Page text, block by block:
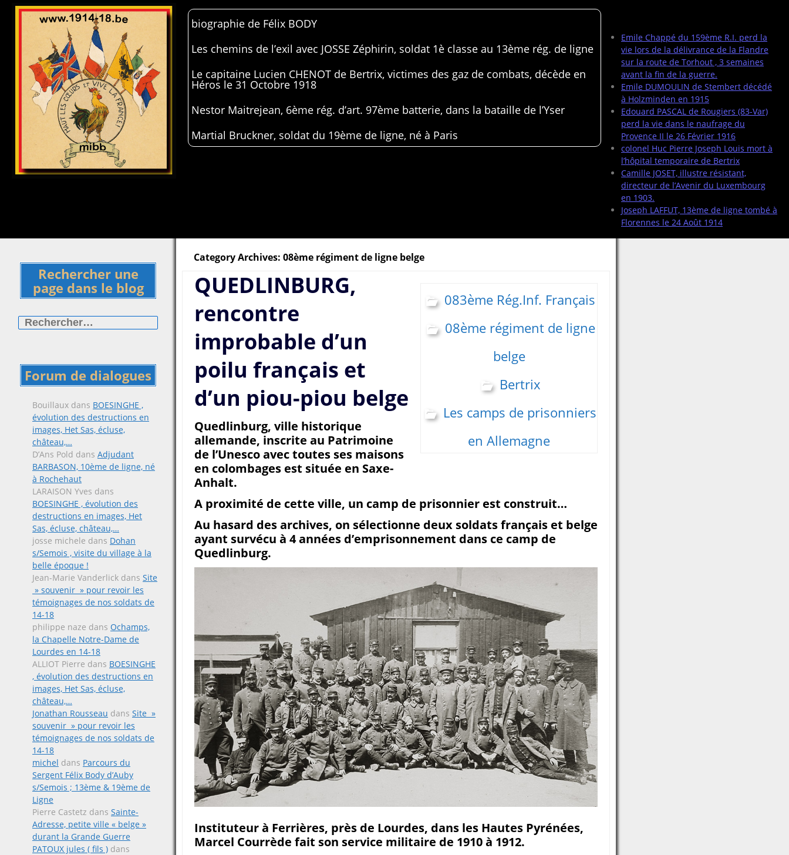
Emile Chappé du 159ème R.I. perd la
vie lors de la délivrance de la Flandre
sur la route de Torhout , 3 semaines
avant la fin de la guerre.
Emile DUMOULIN de Stembert décédé
à Holzminden en 1915
Edouard PASCAL de Rougiers (83-Var)
perd la vie dans le naufrage du
Provence II le 26 Février 1916
colonel Huc Pierre Joseph Louis mort à
l’hôpital temporaire de Bertrix
Camille JOSET, illustre résistant,
directeur de l’Avenir du Luxembourg
en 1903.
Joseph LAFFUT, 13ème de ligne tombé à
Florennes le 24 Août 1914
biographie de Félix BODY
Les chemins de l’exil avec JOSSE Zéphirin, soldat 1è classe au 13ème rég. de ligne
Le capitaine Lucien CHENOT de Bertrix, victimes des gaz de combats, décède en
Héros le 31 Octobre 1918
Nestor Maitrejean, 6ème rég. d’art. 97ème batterie, dans la bataille de l’Yser
Martial Bruckner, soldat du 19ème de ligne, né à Paris
Rechercher une
page dans le blog
Forum de dialogues
Bouillaux dans BOESINGHE ,
évolution des destructions en
images, Het Sas, écluse,
château,…
D’Ans Pold dans Adjudant
BARBASON, 10ème de ligne, né
à Rochehaut
LARAISON Yves dans
BOESINGHE , évolution des
destructions en images, Het
Sas, écluse, château,…
josse michele dans Dohan
s/Semois , visite du village à la
belle époque !
Jean-Marie Vanderlick dans Site
» souvenir » pour revoir les
témoignages de nos soldats de
14-18
philippe naze dans Ochamps,
la Chapelle Notre-Dame de
Lourdes en 14-18
ALLIOT Pierre dans BOESINGHE
, évolution des destructions en
images, Het Sas, écluse,
château,…
Jonathan Rousseau dans Site »
souvenir » pour revoir les
témoignages de nos soldats de
14-18
michel dans Parcours du
Sergent Félix Body d’Auby
s/Semois ; 13ème & 19ème de
Ligne
Pierre Castetz dans Sainte-
Adresse, petite ville « belge »
durant la Grande Guerre
PATOUX jules ( fils ) dans
Category Archives: 08ème régiment de ligne belge
083ème Rég.Inf. Français
08ème régiment de ligne
belge
Bertrix
Les camps de prisonniers
en Allemagne
QUEDLINBURG,
rencontre
improbable d’un
poilu français et
d’un piou-piou belge
Quedlinburg, ville historique
allemande, inscrite au Patrimoine
de l’Unesco avec toutes ses maisons
en colombages est située en Saxe-
Anhalt.
A proximité de cette ville, un camp de prisonnier est construit…
Au hasard des archives, on sélectionne deux soldats français et belge
ayant survécu à 4 années d’emprisonnement dans ce camp de
Quedlinburg.
Instituteur à Ferrières, près de Lourdes, dans les Hautes Pyrénées,
Marcel Courrède fait son service militaire de 1910 à 1912.